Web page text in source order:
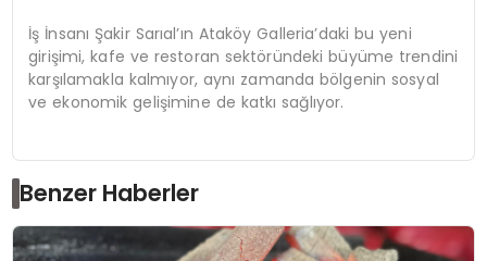
İş İnsanı Şakir Sarıal’ın Ataköy Galleria’daki bu yeni
girişimi, kafe ve restoran sektöründeki büyüme trendini
karşılamakla kalmıyor, aynı zamanda bölgenin sosyal
ve ekonomik gelişimine de katkı sağlıyor.
Benzer Haberler